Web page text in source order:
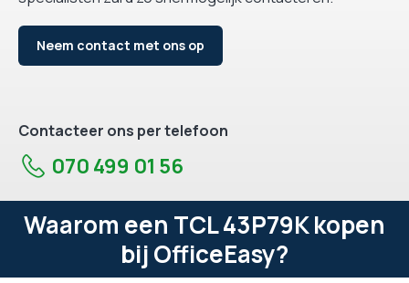
Neem contact met ons op
Contacteer ons per telefoon
070 499 01 56
Waarom een TCL 43P79K kopen
bij OfficeEasy?